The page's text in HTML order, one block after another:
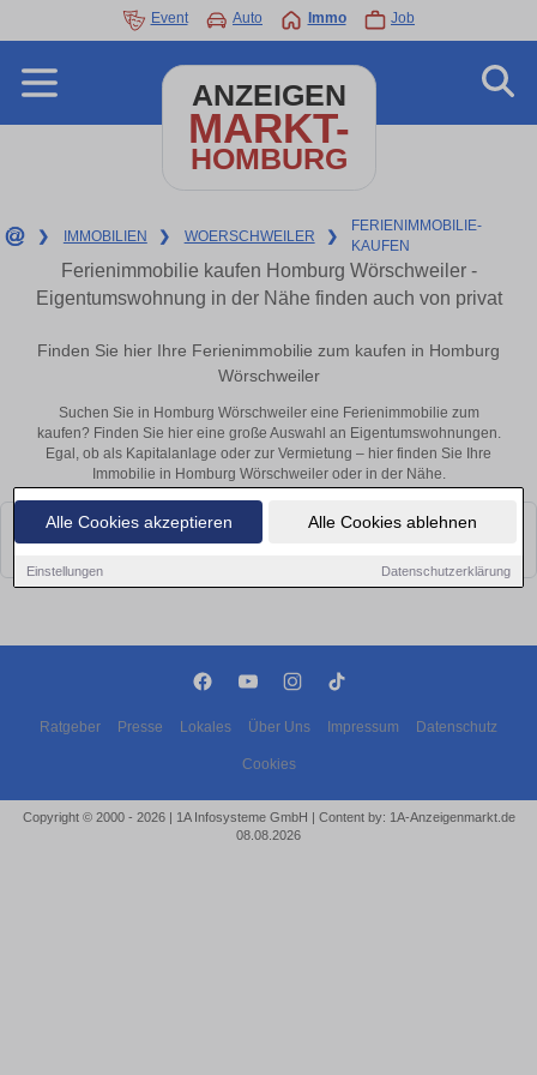
Alle Cookies akzeptieren Alle Cookies ablehnen
Einstellungen Datenschutzerklärung
Event Auto Immo Job
ANZEIGEN
MARKT-
HOMBURG
❯ IMMOBILIEN ❯ WOERSCHWEILER ❯
FERIENIMMOBILIE-
KAUFEN
Ferienimmobilie kaufen Homburg Wörschweiler -
Eigentumswohnung in der Nähe finden auch von privat
Finden Sie hier Ihre Ferienimmobilie zum kaufen in Homburg
Wörschweiler
Suchen Sie in Homburg Wörschweiler eine Ferienimmobilie zum
kaufen? Finden Sie hier eine große Auswahl an Eigentumswohnungen.
Egal, ob als Kapitalanlage oder zur Vermietung – hier finden Sie Ihre
Immobilie in Homburg Wörschweiler oder in der Nähe.
Leider konnten wir derzeit keine passenden Objekte finden. Schauen Sie
Ratgeber Presse Lokales Über Uns Impressum Datenschutz
Cookies
Copyright © 2000 - 2026 | 1A Infosysteme GmbH | Content by: 1A-Anzeigenmarkt.de
08.08.2026